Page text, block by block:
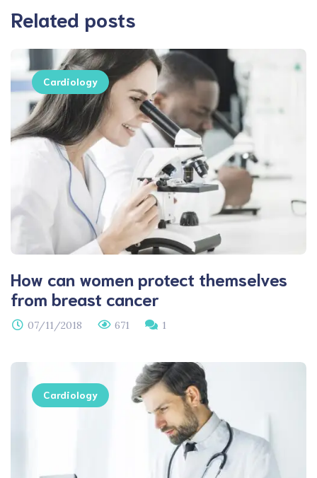
Related posts
Cardiology
How can women protect themselves
from breast cancer
07/11/2018 671 1
Cardiology